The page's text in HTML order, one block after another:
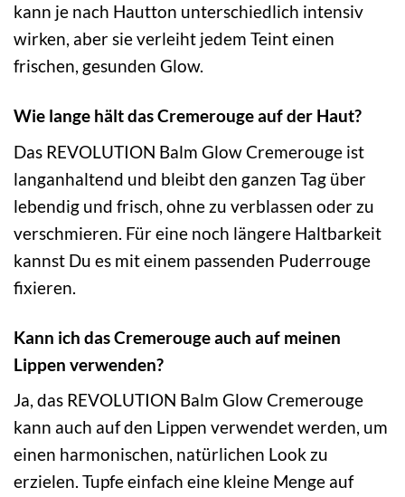
kann je nach Hautton unterschiedlich intensiv
wirken, aber sie verleiht jedem Teint einen
frischen, gesunden Glow.
Wie lange hält das Cremerouge auf der Haut?
Das REVOLUTION Balm Glow Cremerouge ist
langanhaltend und bleibt den ganzen Tag über
lebendig und frisch, ohne zu verblassen oder zu
verschmieren. Für eine noch längere Haltbarkeit
kannst Du es mit einem passenden Puderrouge
fixieren.
Kann ich das Cremerouge auch auf meinen
Lippen verwenden?
Ja, das REVOLUTION Balm Glow Cremerouge
kann auch auf den Lippen verwendet werden, um
einen harmonischen, natürlichen Look zu
erzielen. Tupfe einfach eine kleine Menge auf